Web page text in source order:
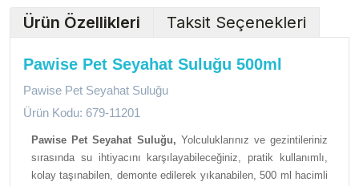
Ürün Özellikleri Taksit Seçenekleri
Pawise Pet Seyahat Suluğu 500ml
Pawise Pet Seyahat Suluğu
Ürün Kodu: 679-11201
Pawise Pet Seyahat Suluğu, Yolculuklarınız ve gezintileriniz
sırasında su ihtiyacını karşılayabileceğiniz, pratik kullanımlı,
kolay taşınabilen, demonte edilerek yıkanabilen, 500 ml hacimli